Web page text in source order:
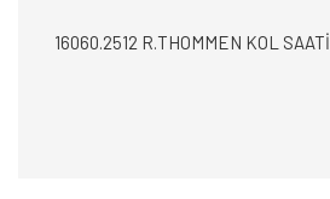
16060.2512 R.THOMMEN KOL SAATİ